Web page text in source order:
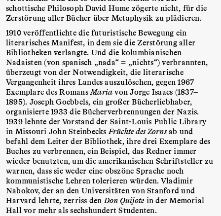
schottische Philosoph David Hume zögerte nicht, für die
Zerstörung aller Bücher über Metaphysik zu plädieren.
1910 veröffentlichte die futuristische Bewegung ein
literarisches Manifest, in dem sie die Zerstörung aller
Bibliotheken verlangte. Und die kolumbianischen
Nadaisten (von spanisch „nada“ = „nichts“) verbrannten,
überzeugt von der Notwendigkeit, die literarische
Vergangenheit ihres Landes auszulöschen, gegen 1967
Exemplare des RomansMaría von Jorge Isaacs (1837–
1895). Joseph Goebbels, ein großer Bücherliebhaber,
organisierte 1933 die Bücherverbrennungen der Nazis.
1939 lehnte der Vorstand der Saint-Louis Public Library
in Missouri John Steinbecks Früchte des Zornsab und
befahl dem Leiter der Bibliothek, ihre drei Exemplare des
Buches zu verbrennen, ein Beispiel, das Redner immer
wieder benutzten, um die amerikanischen Schriftsteller zu
warnen, dass sie weder eine obszöne Sprache noch
kommunistische Lehren tolerieren würden. Vladimir
Nabokov, der an den Universitäten von Stanford und
Harvard lehrte, zerriss den Don Quijotein der Memorial
Hall vor mehr als sechshundert Studenten.